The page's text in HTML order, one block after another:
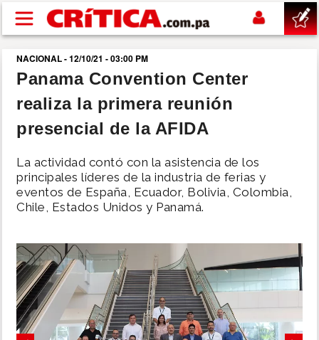
Pasar al contenido principal
buscar
SUCESOS
POLÍTICA
DEPORTES
MUNDO
NACIONAL - 12/10/21 - 03:00 PM
Panama Convention Center
realiza la primera reunión
presencial de la AFIDA
La actividad contó con la asistencia de los
principales líderes de la industria de ferias y
eventos de España, Ecuador, Bolivia, Colombia,
Chile, Estados Unidos y Panamá.